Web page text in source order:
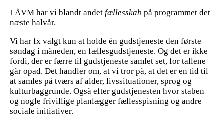
I ÅVM har vi blandt andet fællesskab på programmet det
næste halvår.
Vi har fx valgt kun at holde én gudstjeneste den første
søndag i måneden, en fællesgudstjeneste. Og det er ikke
fordi, der er færre til gudstjeneste samlet set, for tallene
går opad. Det handler om, at vi tror på, at det er en tid til
at samles på tværs af alder, livssituationer, sprog og
kulturbaggrunde. Også efter gudstjenesten hvor staben
og nogle frivillige planlægger fællesspisning og andre
sociale initiativer.